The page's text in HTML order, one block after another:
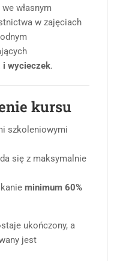
własnym
w zajęciach
i wycieczek.
kursu
szkoleniowymi
się z maksymalnie
minimum 60%
ukończony, a
jest